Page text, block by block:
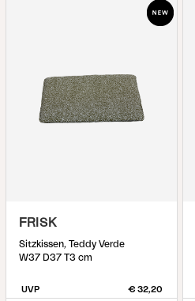
FRISK
Sitzkissen, Teddy Verde
W37 D37 T3 cm
UVP € 32,20